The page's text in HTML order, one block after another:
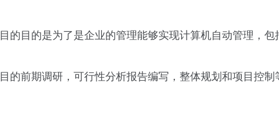
的目的是为了是企业的管理能够实现计算机自动管理，包
的前期调研，可行性分析报告编写，整体规划和项目控制